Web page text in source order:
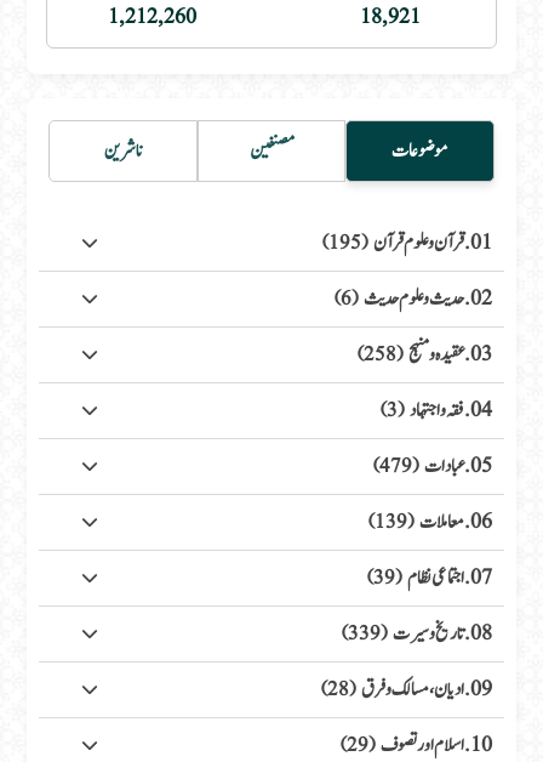
18,921
1,212,260
موضوعات مصنفین ناشرین
01. قرآن وعلوم قرآن (195)
02. حدیث وعلوم حدیث (6)
03. عقیدہ ومنہج (258)
04. فقہ واجتہاد (3)
05. عبادات (479)
06. معاملات (139)
07. اجتماعی نظام (39)
08. تاریخ وسیرت (339)
09. ادیان، مسالک وفرق (28)
10. اسلام اور تصوف (29)